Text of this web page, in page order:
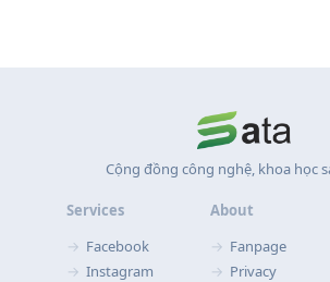
Cộng đồng công nghệ, khoa học
Services
Facebook
Instagram
About
Fanpage
Privacy